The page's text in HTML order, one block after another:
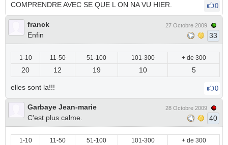
COMPRENDRE AVEC SE QUE L ON NA VU HIER.
0
franck
Enfin
27 Octobre 2009
33
1-10 11-50 51-100 101-300 + de 300
20 12 19 10 5
elles sont la!!! 0
Garbaye Jean-marie
C'est plus calme.
28 Octobre 2009
40
1-10 11-50 51-100 101-300 + de 300